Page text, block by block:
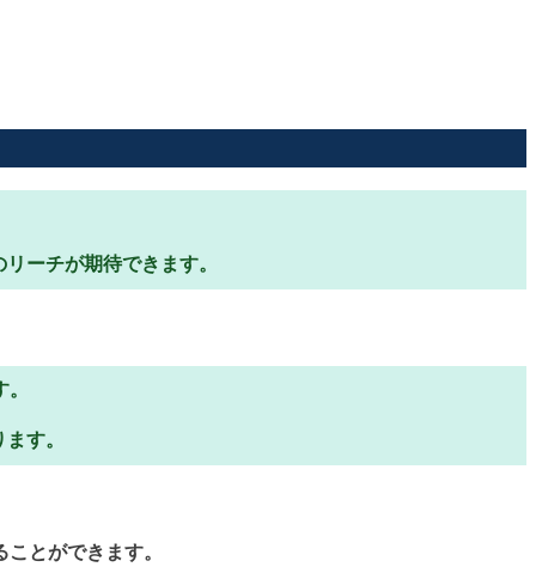
ーチが期待できます。
す。
とができます。